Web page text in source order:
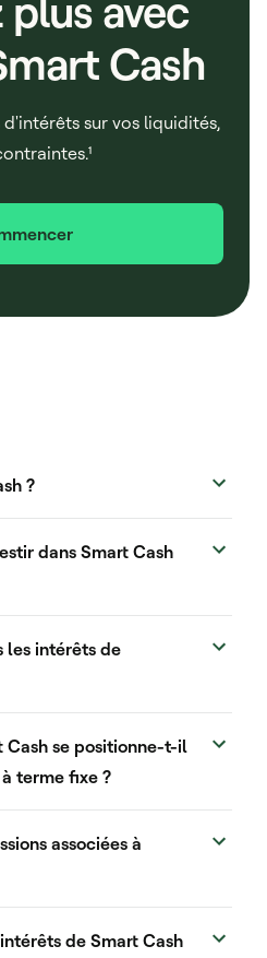
Cash
d'intérêts sur vos liquidités,
?
dans Smart Cash
les intérêts de
Cash se positionne-t-il
terme fixe ?
associées à
de Smart Cash